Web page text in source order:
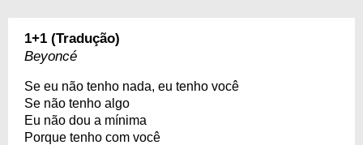
1+1 (Tradução)
Beyoncé
Se eu não tenho nada, eu tenho você
Se não tenho algo
Eu não dou a mínima
Porque tenho com você